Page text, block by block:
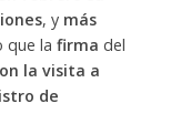
, ymás
que la firma del
la visita a
de